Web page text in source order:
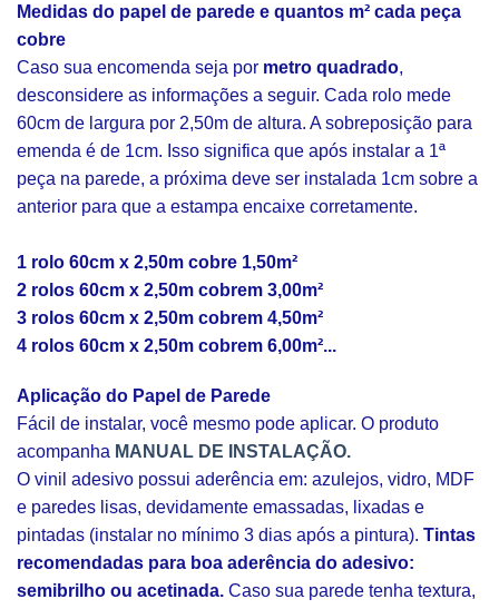
Medidas do papel de parede e quantos m² cada peça
cobre
Caso sua encomenda seja por metro quadrado,
desconsidere as informações a seguir. Cada rolo mede
60cm de largura por 2,50m de altura. A sobreposição para
emenda é de 1cm. Isso significa que após instalar a 1ª
peça na parede, a próxima deve ser instalada 1cm sobre a
anterior para que a estampa encaixe corretamente.
1 rolo 60cm x 2,50m cobre 1,50m²
2 rolos 60cm x 2,50m cobrem 3,00m²
3 rolos 60cm x 2,50m cobrem 4,50m²
4 rolos 60cm x 2,50m cobrem 6,00m²...
Aplicação do Papel de Parede
Fácil de instalar, você mesmo pode aplicar. O produto
acompanha MANUAL DE INSTALAÇÃO.
O vinil adesivo possui aderência em: azulejos, vidro, MDF
e paredes lisas, devidamente emassadas, lixadas e
pintadas (instalar no mínimo 3 dias após a pintura). Tintas
recomendadas para boa aderência do adesivo:
semibrilho ou acetinada. Caso sua parede tenha textura,